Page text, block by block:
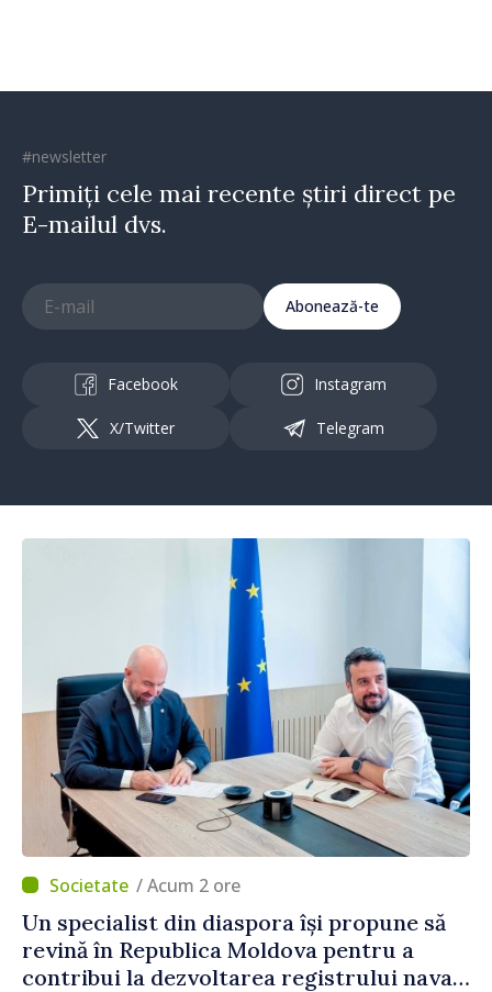
#newsletter
Primiți cele mai recente știri direct pe
E-mailul dvs.
Abonează-te
Facebook Instagram
X/Twitter Telegram
/ Acum 2 ore
Un specialist din diaspora își propune să
revină în Republica Moldova pentru a
contribui la dezvoltarea registrului naval